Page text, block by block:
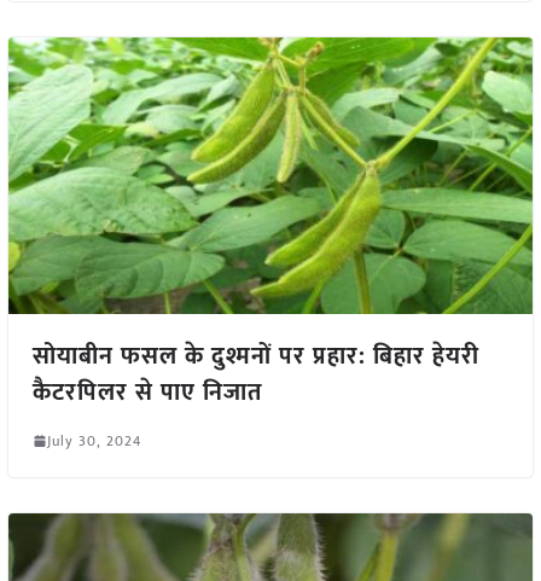
सोयाबीन फसल के दुश्मनों पर प्रहार: बिहार हेयरी
कैटरपिलर से पाए निजात
July 30, 2024